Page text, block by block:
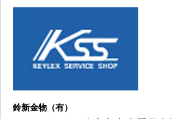
鈴新金物（有）